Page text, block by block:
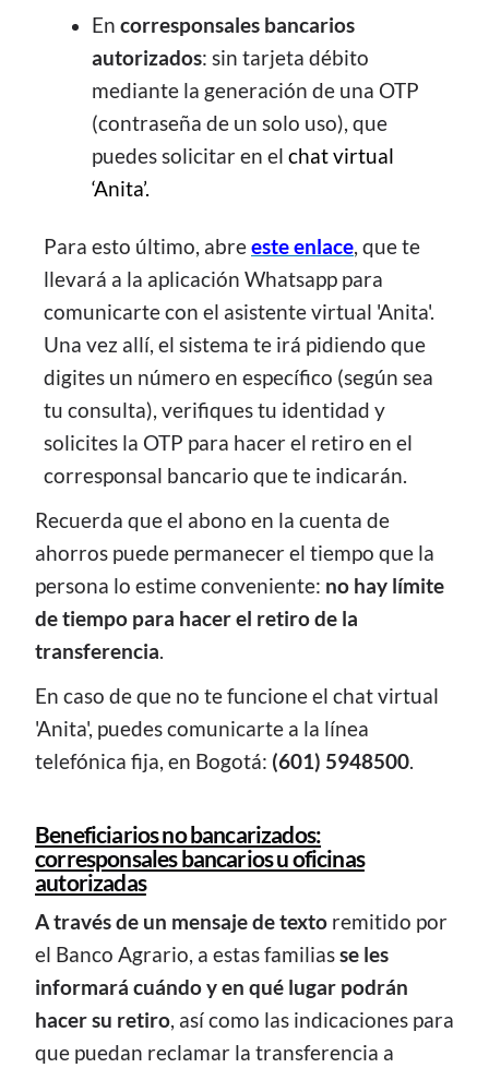
En corresponsales bancarios
autorizados: sin tarjeta débito
mediante la generación de una OTP
(contraseña de un solo uso), que
puedes solicitar en el chat virtual
‘Anita’.
Para esto último, abreeste enlace, que te
llevará a la aplicación Whatsapp para
comunicarte con el asistente virtual 'Anita'.
Una vez allí, el sistema te irá pidiendo que
digites un número en específico (según sea
tu consulta), verifiques tu identidad y
solicites la OTP para hacer el retiro en el
corresponsal bancario que te indicarán.
Recuerda que el abono en la cuenta de
ahorros puede permanecer el tiempo que la
persona lo estime conveniente: no hay límite
de tiempo para hacer el retiro de la
transferencia.
En caso de que no te funcione el chat virtual
'Anita', puedes comunicarte a la línea
telefónica fija, en Bogotá: (601) 5948500.
Beneficiarios no bancarizados:
corresponsales bancarios u oficinas
autorizadas
A través de un mensaje de texto remitido por
el Banco Agrario, a estas familiasse les
informará cuándo y en qué lugar podrán
hacer su retiro, así como las indicaciones para
que puedan reclamar la transferencia a